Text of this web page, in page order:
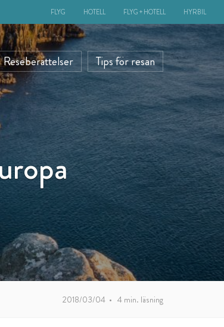
Reseberättelser Tips för resan
FLYG HOTELL FLYG + HOTELL HYRBIL
2018/03/04 • 4 min. läsning